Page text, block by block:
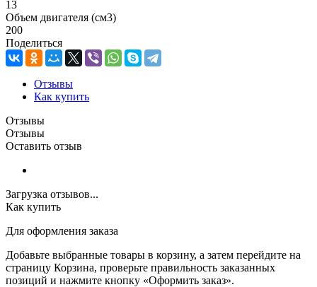
13
Объем двигателя (см3)
200
Поделиться
Отзывы
Как купить
Отзывы
Отзывы
Оставить отзыв
Загрузка отзывов...
Как купить
Для оформления заказа
Добавьте выбранные товары в корзину, а затем перейдите на
страницу Корзина, проверьте правильность заказанных
позиций и нажмите кнопку «Оформить заказ».